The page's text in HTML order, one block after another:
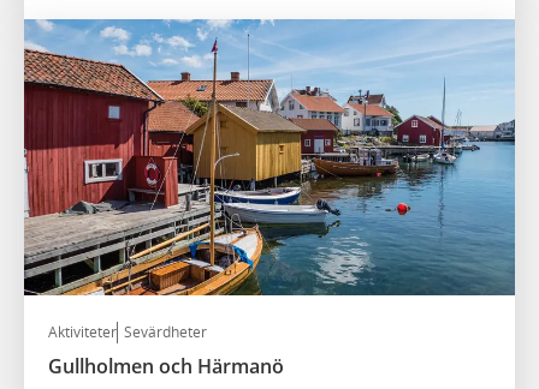
Aktiviteter Sevärdheter
Gullholmen och Härmanö